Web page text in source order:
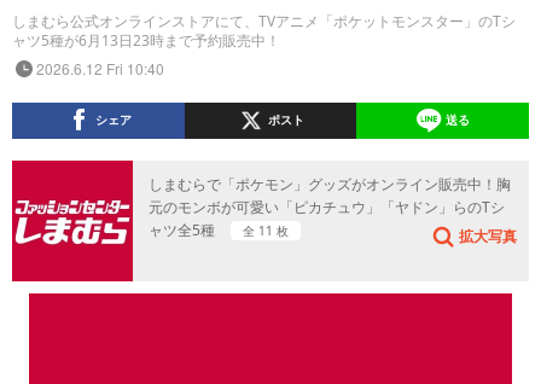
しまむら公式オンラインストアにて、TVアニメ「ポケットモンスター」のTシ
ャツ5種が6月13日23時まで予約販売中！
2026.6.12 Fri 10:40
シェア ポスト 送る
しまむらで「ポケモン」グッズがオンライン販売中！胸
元のモンボが可愛い「ピカチュウ」「ヤドン」らのTシ
ャツ全5種
全 11 枚 拡大写真